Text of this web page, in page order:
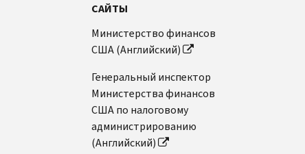
САЙТЫ
Министерство финансов
США (Английский)
Генеральный инспектор
Министерства финансов
США по налоговому
администрированию
(Английский)